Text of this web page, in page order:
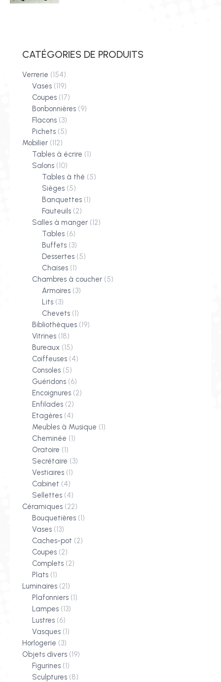
CATÉGORIES DE PRODUITS
Verrerie (154)
Vases (119)
Coupes (17)
Bonbonnières (9)
Flacons (3)
Pichets (5)
Mobilier (112)
Tables à écrire (1)
Salons (10)
Tables à thé (5)
Sièges (5)
Banquettes (1)
Fauteuils (2)
Salles à manger (12)
Tables (6)
Buffets (3)
Dessertes (5)
Chaises (1)
Chambres à coucher (5)
Armoires (3)
Lits (3)
Chevets (1)
Bibliothèques (19)
Vitrines (18)
Bureaux (15)
Coiffeuses (4)
Consoles (5)
Guéridons (6)
Encoignures (2)
Enfilades (2)
Etagères (4)
Meubles à Musique (1)
Cheminée (1)
Oratoire (1)
Secrétaire (3)
Vestiaires (1)
Cabinet (4)
Sellettes (4)
Céramiques (22)
Bouquetières (1)
Vases (13)
Caches-pot (2)
Coupes (2)
Complets (2)
Plats (1)
Luminaires (21)
Plafonniers (1)
Lampes (13)
Lustres (6)
Vasques (1)
Horlogerie (3)
Objets divers (19)
Figurines (1)
Sculptures (8)